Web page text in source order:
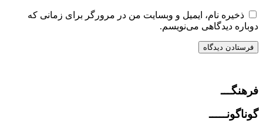
ذخیره نام، ایمیل و وبسایت من در مرورگر برای زمانی که
دوباره دیدگاهی می‌نویسم.
فرهنگـــ
گوناگونـــــ